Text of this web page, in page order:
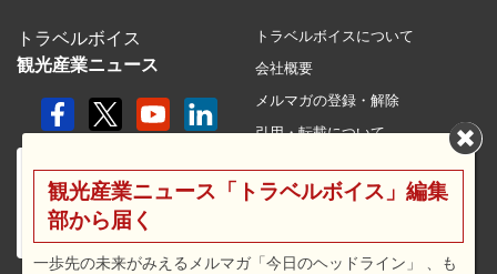
トラベルボイス
観光産業ニュース
トラベルボイスについて
会社概要
メルマガの登録・解除
引用・転載について
利用規約
広告メニュー・料金
観光産業ニュース「トラベルボイス」編集
部から届く
一歩先の未来がみえるメルマガ「今日のヘッドライン」 、も